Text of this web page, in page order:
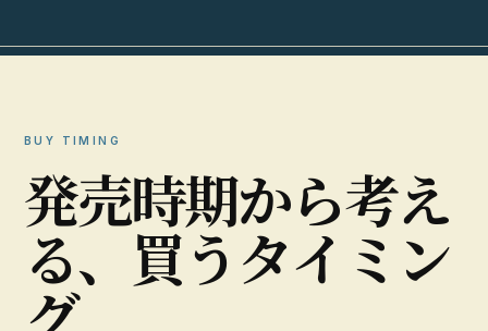
BUY TIMING
発売時期から考え
る、 買うタイ ミ ン